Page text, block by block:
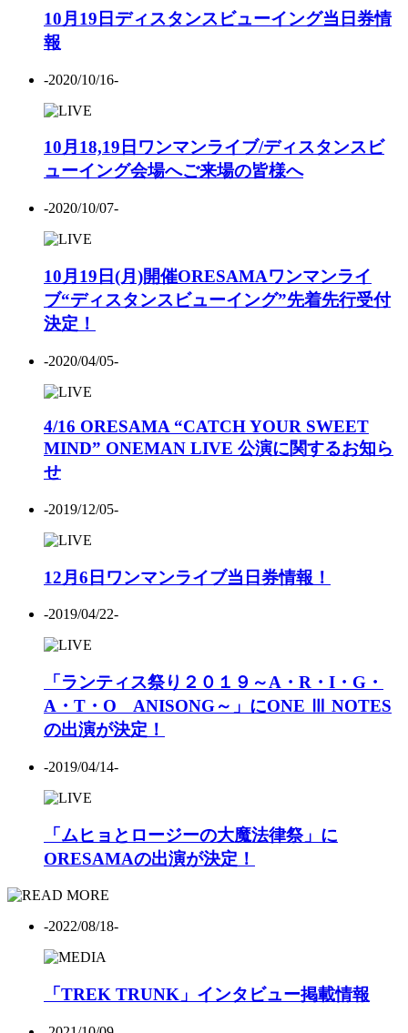
10月19日ディスタンスビューイング当日券情
報
-2020/10/16-
10月18,19日ワンマンライブ/ディスタンスビ
ューイング会場へご来場の皆様へ
-2020/10/07-
10月19日(月)開催ORESAMAワンマンライ
ブ“ディスタンスビューイング”先着先行受付
決定！
-2020/04/05-
4/16 ORESAMA “CATCH YOUR SWEET
MIND” ONEMAN LIVE 公演に関するお知ら
せ
-2019/12/05-
12月6日ワンマンライブ当日券情報！
-2019/04/22-
「ランティス祭り２０１９～A・R・I・G・
A・T・O ANISONG～」にONE Ⅲ NOTES
の出演が決定！
-2019/04/14-
「ムヒョとロージーの大魔法律祭」に
ORESAMAの出演が決定！
-2022/08/18-
「TREK TRUNK」インタビュー掲載情報